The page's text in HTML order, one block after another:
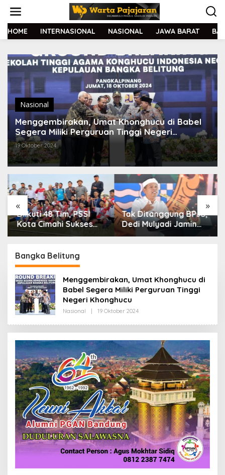
t
HOME INTERNASIONAL NASIONAL JAWA BARAT
Nasional
Menggembirakan, Umat Khonghucu di Babel
Segera Miliki Perguruan Tinggi Negeri
Khonghucu
19 Oktober 2024
« »
Diikuti 48 Tim, PSSI
Kota Cimahi Sukses
Gelar Piala Soeratin
Tak Ditanggung BPJS,
Dedi Mulyadi Jamin
Biaya RS Korban
Bangka Belitung
Menggembirakan, Umat Khonghucu di
Babel Segera Miliki Perguruan Tinggi
Negeri Khonghucu
Nasional 19 Oktober 2024
E
H
R
A
K
S
I